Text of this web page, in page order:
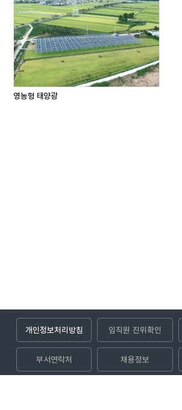
영농형 태양광
개인정보처리방침 임직원 진위확인
부서연락처 채용정보